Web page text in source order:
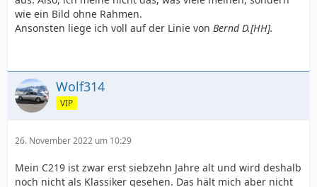
wie ein Bild ohne Rahmen.
Ansonsten liege ich voll auf der Linie von Bernd D.[HH].
Wolf314
VIP
26. November 2022 um 10:29
Mein C219 ist zwar erst siebzehn Jahre alt und wird deshalb
noch nicht als Klassiker gesehen. Das hält mich aber nicht